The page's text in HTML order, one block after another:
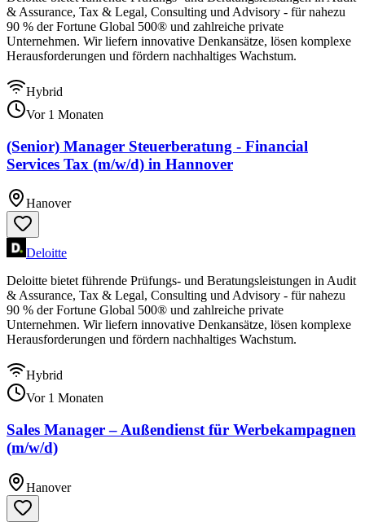
& Assurance, Tax & Legal, Consulting und Advisory - für nahezu
90 % der Fortune Global 500® und zahlreiche private
Unternehmen. Wir liefern innovative Denkansätze, lösen komplexe
Herausforderungen und fördern nachhaltiges Wachstum.
Hybrid
Vor 1 Monaten
(Senior) Manager Steuerberatung - Financial
Services Tax (m/w/d) in Hannover
Hanover
Deloitte
Deloitte bietet führende Prüfungs- und Beratungsleistungen in Audit
& Assurance, Tax & Legal, Consulting und Advisory - für nahezu
90 % der Fortune Global 500® und zahlreiche private
Unternehmen. Wir liefern innovative Denkansätze, lösen komplexe
Herausforderungen und fördern nachhaltiges Wachstum.
Hybrid
Vor 1 Monaten
Sales Manager – Außendienst für Werbekampagnen
(m/w/d)
Hanover